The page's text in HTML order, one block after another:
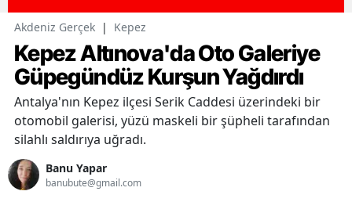
Akdeniz Gerçek | Kepez
Kepez Altınova'da Oto Galeriye
Güpegündüz Kurşun Yağdırdı
Antalya'nın Kepez ilçesi Serik Caddesi üzerindeki bir
otomobil galerisi, yüzü maskeli bir şüpheli tarafından
silahlı saldırıya uğradı.
Banu Yapar
banubute@gmail.com